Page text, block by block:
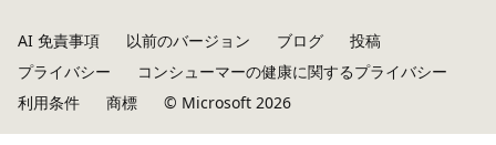
AI 免責事項 以前のバージョン ブログ
投稿
プライバシー
コンシューマーの健康に関するプライバシー
利用条件
商標 © Microsoft 2026